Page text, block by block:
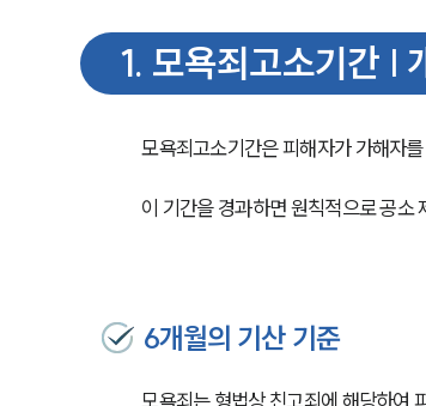
1. 모욕죄고소기간 |
모욕죄고소기간은 피해자가 가해자
이 기간을 경과하면 원칙적으로 공소
6개월의 기산 기준
모욕죄는 형법상 친고죄에 해당하여